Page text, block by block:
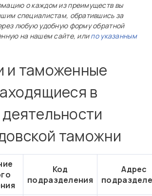
о каждом из преимуществ вы
специалистам, обратившись за
любую удобную форму обратной
на нашем сайте, илипо указанным
и таможенные
в
таможни
Код
подразделения
Адрес